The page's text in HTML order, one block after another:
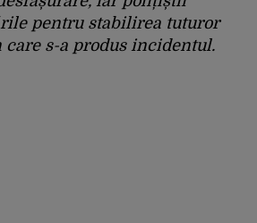
pentru stabilirea tuturor
s-a produs incidentul.